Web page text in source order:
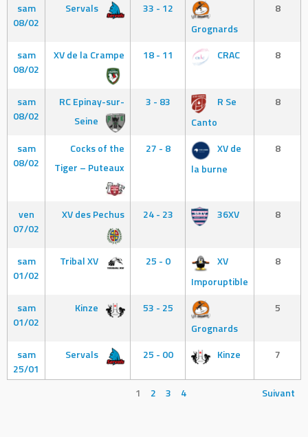
sam
08/02
Servals
33 - 12
Grognards
8
sam
08/02
XV de la Crampe 18 - 11 CRAC 8
sam
08/02
RC Epinay-sur-
Seine
3 - 83
R Se
Canto
8
sam
08/02
Cocks of the
Tiger – Puteaux
27 - 8
XV de
la burne
8
ven
07/02
XV des Pechus 24 - 23 36XV 8
sam
01/02
Tribal XV 25 - 0
XV
Imporuptible
8
sam
01/02
Kinze
53 - 25
Grognards
5
sam
25/01
Servals 25 - 00 Kinze 7
1 2 3 4 Suivant